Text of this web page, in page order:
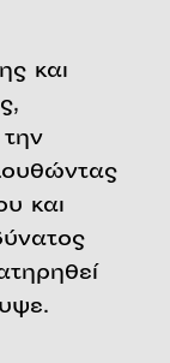
και
και